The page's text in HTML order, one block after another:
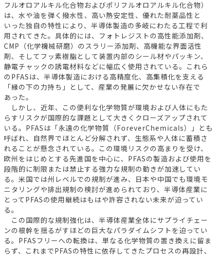
フルオロアルキル化合物およびポリフルオロアルキル化合物）
は、水や油を弾く撥水性、高い熱安定性、優れた耐薬品性と
いった独自の特性により、半導体製造の多岐にわたる工程で利
用されてきた。具体的には、フォトレジストの高性能添加剤、
CMP（化学機械研磨）のスラリー添加剤、高機能な界面活性
剤、そしてフッ素樹脂として装置内部のシール材やパッキン、
静電チャックの誘電材料などに幅広く使用されている。これら
のPFASは、半導体製造における高精度化、高集積化を支える
「縁の下の力持ち」として、産業の発展に欠かせない存在で
あった。
しかし、近年、この便利な化学物質が環境および人体にもた
らすリスクが国際的な課題として大きくクローズアップされて
いる。PFASは「永遠の化学物質（ForeverChemicals）」とも
呼ばれ、自然界でほとんど分解されず、生態系や人体に蓄積さ
れることが懸念されている。この環境リスクの高まりを受け、
欧州をはじめとする先進国を中心に、PFASの製造および使用を
段階的に制限または禁止する強力な規制の動きが加速してい
る。米国では州レベルでの規制が進み、日本や中国でも環境モ
ニタリングや排出規制の検討が進められており、半導体産業に
とってPFASの使用継続はもはや許容されない未来が迫ってい
る。
この国際的な規制強化は、半導体産業全体にサプライチェー
ンの根幹を揺るがすほどの巨大なパラダイムシフトを迫ってい
る。PFASフリーへの転換は、単なる化学物質の置き換えに留ま
らず、これまでPFASの特性に依存してきたプロセスの再設計、